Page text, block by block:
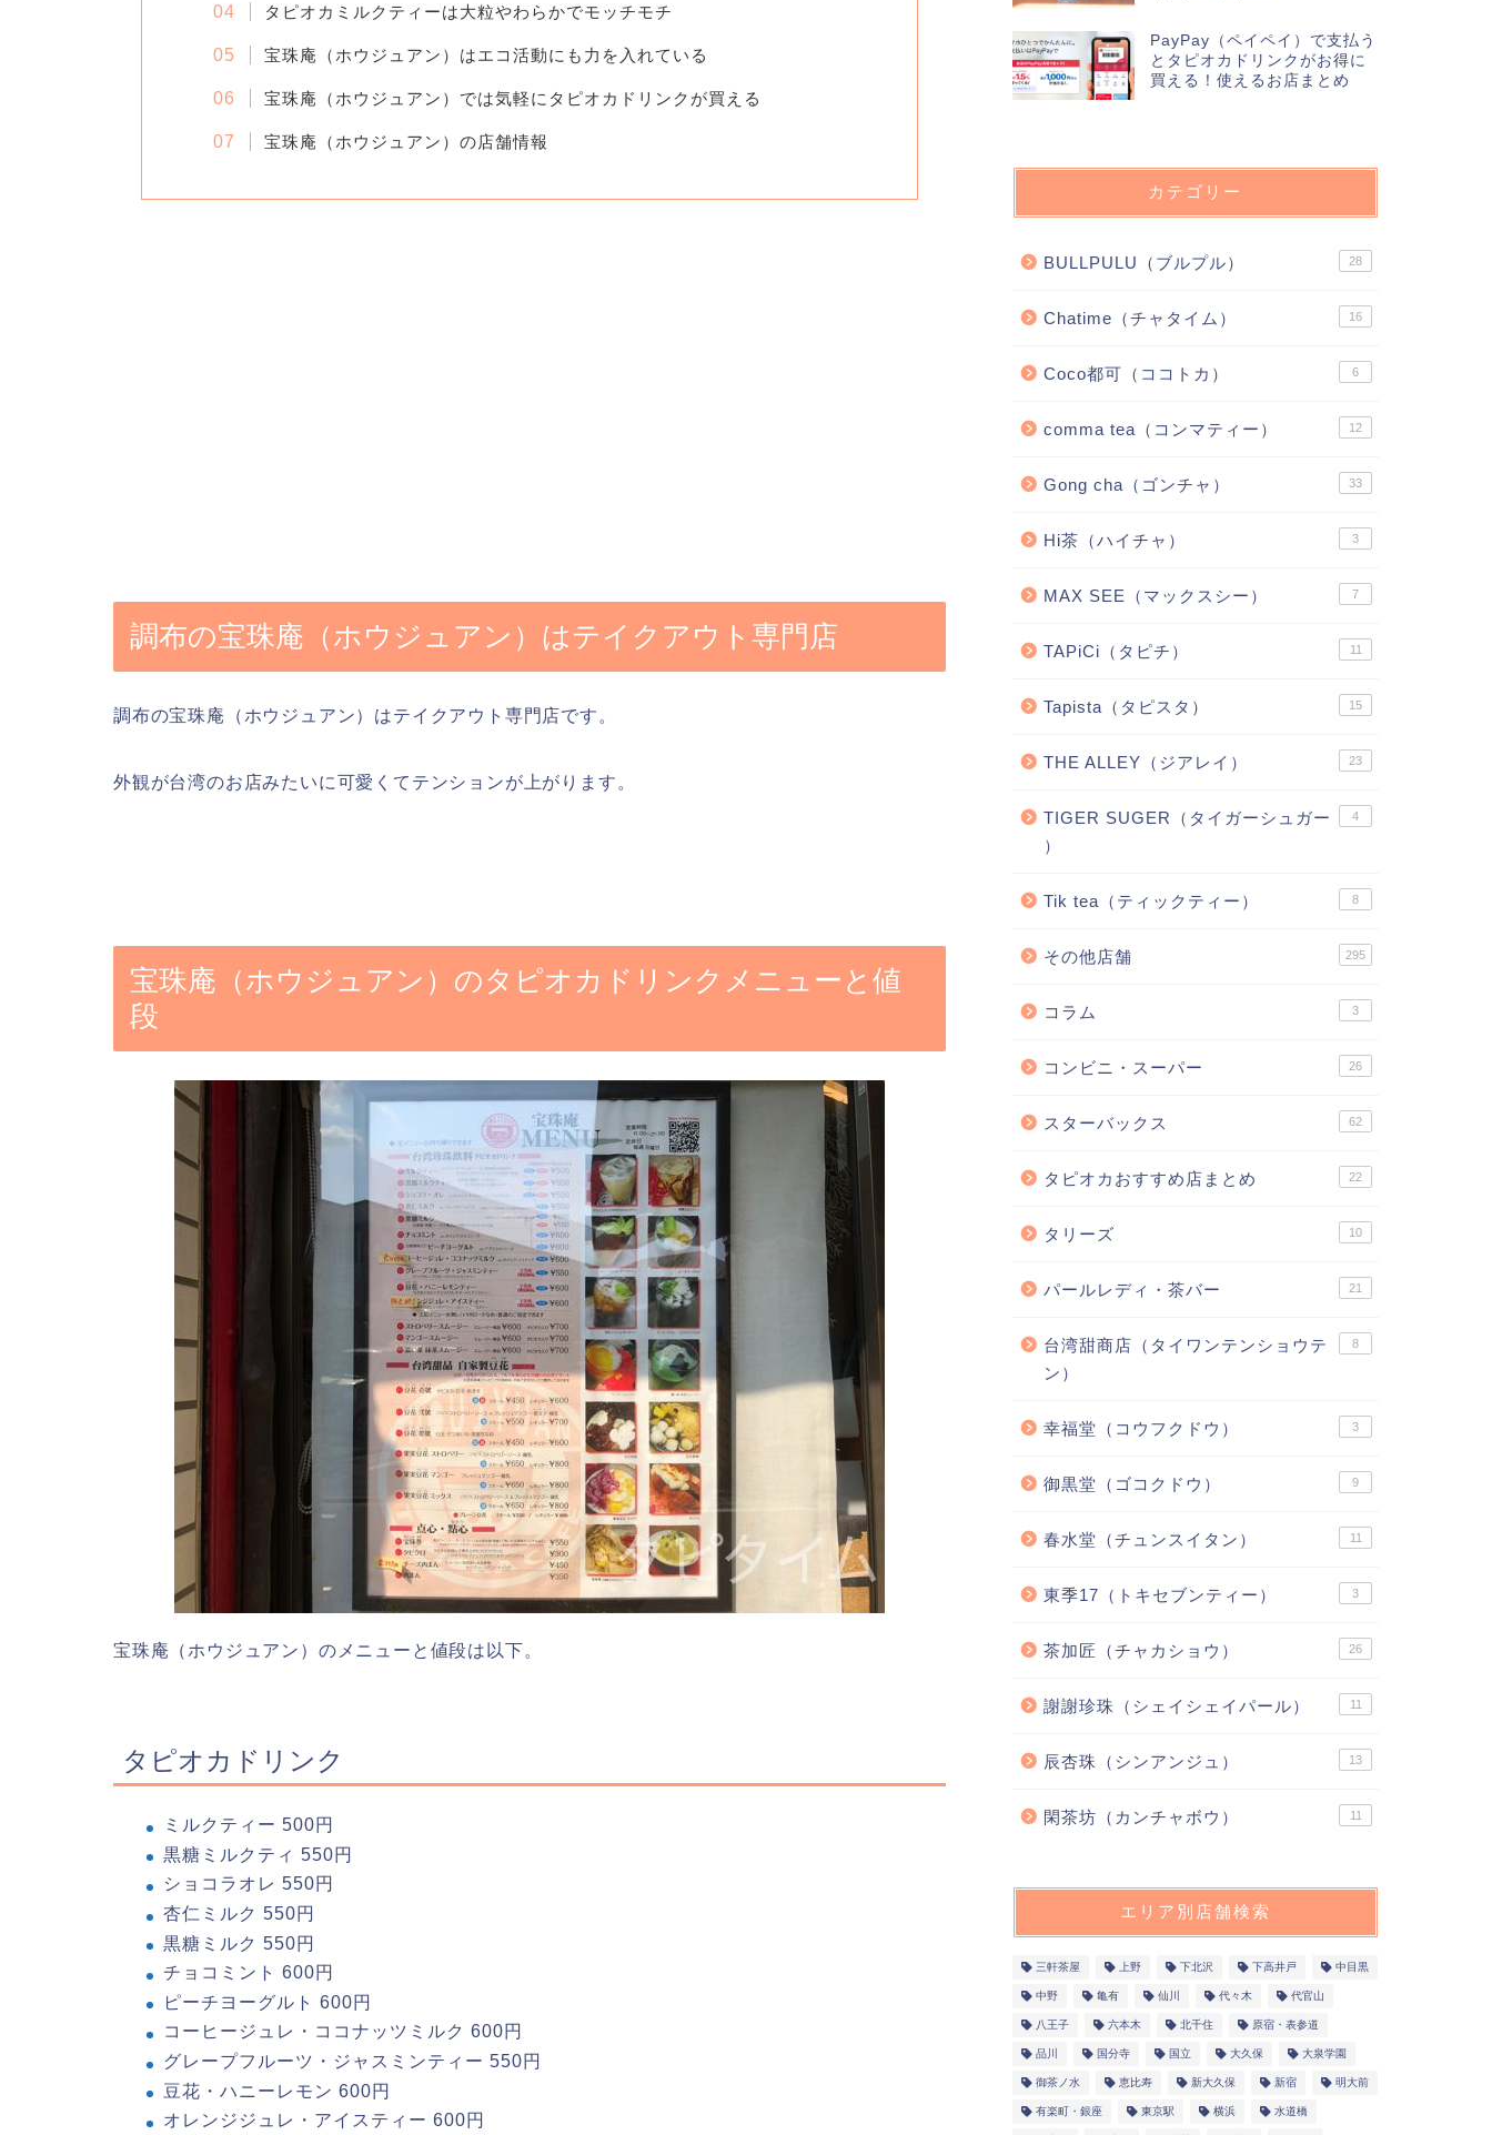
タピオカミルクティーは大粒やわらかでモッチモチ
宝珠庵（ホウジュアン）はエコ活動にも力を入れている
宝珠庵（ホウジュアン）では気軽にタピオカドリンクが買える
宝珠庵（ホウジュアン）の店舗情報
調布の宝珠庵（ホウジュアン）はテイクアウト専門店
調布の宝珠庵（ホウジュアン）はテイクアウト専門店です。
外観が台湾のお店みたいに可愛くてテンションが上がります。
宝珠庵（ホウジュアン）のタピオカドリンクメニューと値
段
宝珠庵（ホウジュアン）のメニューと値段は以下。
タピオカドリンク
ミルクティー 500円
黒糖ミルクティ 550円
ショコラオレ 550円
杏仁ミルク 550円
黒糖ミルク 550円
チョコミント 600円
ピーチヨーグルト 600円
コーヒージュレ・ココナッツミルク 600円
グレープフルーツ・ジャスミンティー 550円
豆花・ハニーレモン 600円
オレンジジュレ・アイスティー 600円
PayPay（ペイペイ）で支払う
とタピオカドリンクがお得に
買える！使えるお店まとめ
カテゴリー
BULLPULU（ブルプル） 28
Chatime（チャタイム） 16
Coco都可（ココトカ） 6
comma tea（コンマティー） 12
Gong cha（ゴンチャ） 33
Hi茶（ハイチャ） 3
MAX SEE（マックスシー） 7
TAPiCi（タピチ） 11
Tapista（タピスタ） 15
THE ALLEY（ジアレイ） 23
TIGER SUGER（タイガーシュガー
）
4
Tik tea（ティックティー） 8
その他店舗 295
コラム 3
コンビニ・スーパー 26
スターバックス 62
タピオカおすすめ店まとめ 22
タリーズ 10
パールレディ・茶バー 21
台湾甜商店（タイワンテンショウテ
ン）
8
幸福堂（コウフクドウ） 3
御黒堂（ゴコクドウ） 9
春水堂（チュンスイタン） 11
東季17（トキセブンティー） 3
茶加匠（チャカショウ） 26
謝謝珍珠（シェイシェイパール） 11
辰杏珠（シンアンジュ） 13
閑茶坊（カンチャボウ） 11
エリア別店舗検索
三軒茶屋 上野 下北沢 下高井戸 中目黒
中野 亀有 仙川 代々木 代官山
八王子 六本木 北千住 原宿・表参道
品川 国分寺 国立 大久保 大泉学園
御茶ノ水 恵比寿 新大久保 新宿 明大前
有楽町・銀座 東京駅 横浜 水道橋